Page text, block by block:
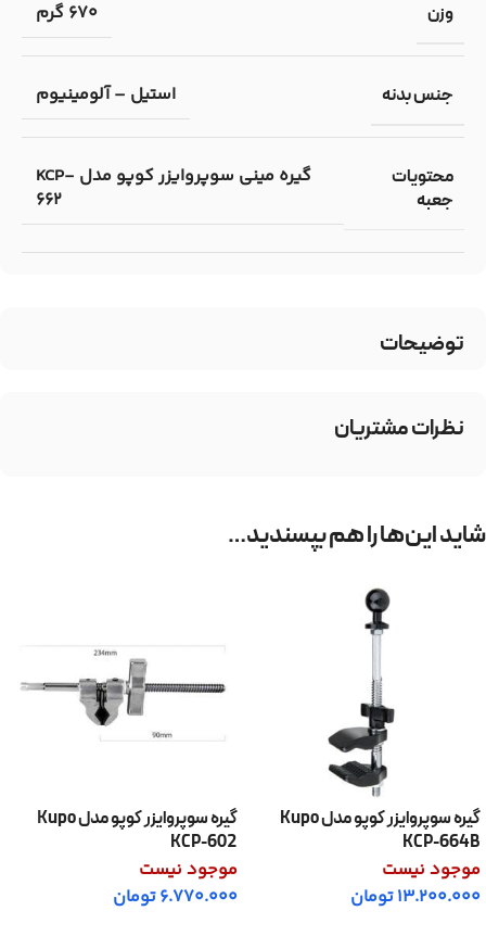
توضیحات
وزن 670 گرم
جنس بدنه استیل – آلومینیوم
محتویات
جعبه
گیره مینی سوپروایزر کوپو مدل KCP-
662
نظرات مشتریان
شاید این‌ها را هم بپسندید…
گیره سوپروایزر کوپو مدل Kupo
KCP-664B
موجود نیست
13.200.000تومان
گیره سوپروایزر کوپو مدل Kupo
KCP-602
موجود نیست
6.770.000تومان